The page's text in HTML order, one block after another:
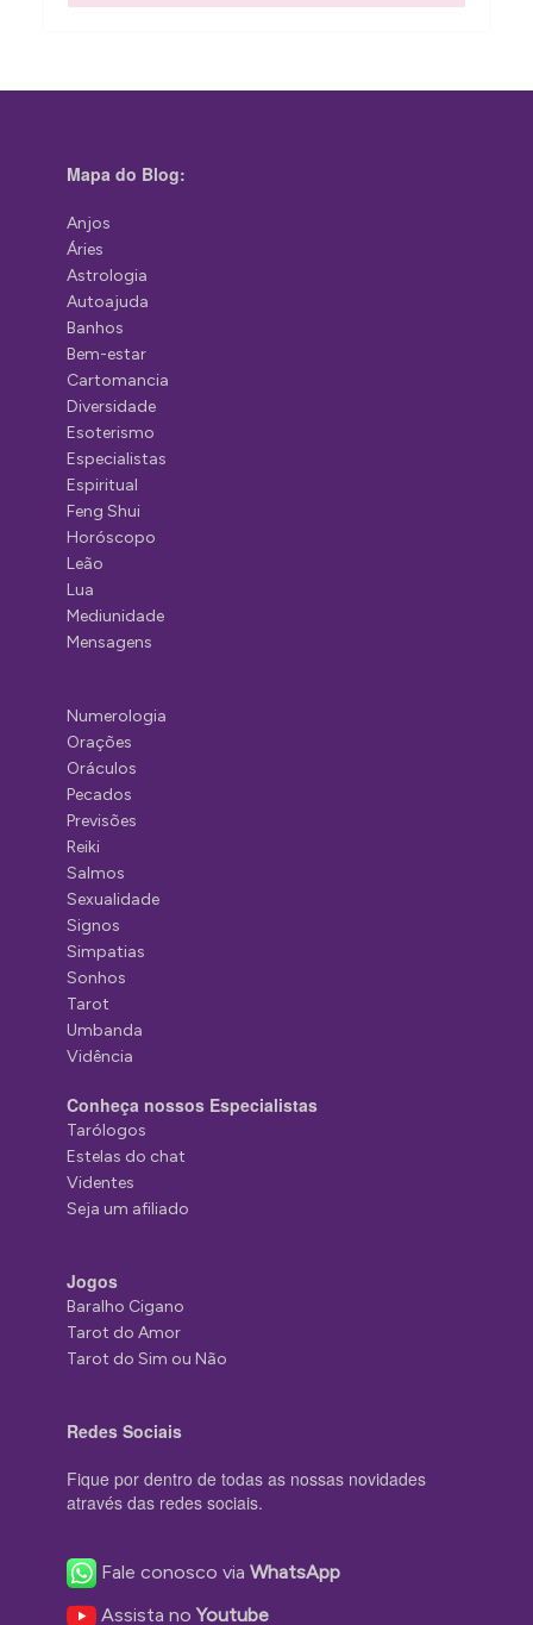
Mapa do Blog:
Anjos
Áries
Astrologia
Autoajuda
Banhos
Bem-estar
Cartomancia
Diversidade
Esoterismo
Especialistas
Espiritual
Feng Shui
Horóscopo
Leão
Lua
Mediunidade
Mensagens
Numerologia
Orações
Oráculos
Pecados
Previsões
Reiki
Salmos
Sexualidade
Signos
Simpatias
Sonhos
Tarot
Umbanda
Vidência
Conheça nossos Especialistas
Tarólogos
Estelas do chat
Videntes
Seja um afiliado
Jogos
Baralho Cigano
Tarot do Amor
Tarot do Sim ou Não
Redes Sociais
Fique por dentro de todas as nossas novidades
através das redes sociais.
Fale conosco viaWhatsApp
Assista noYoutube